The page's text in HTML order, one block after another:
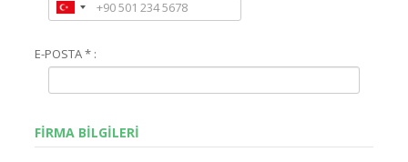
E-POSTA * :
FİRMA BİLGİLERİ